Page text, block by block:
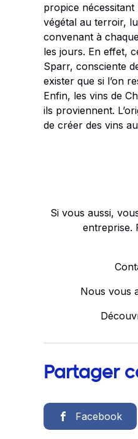
propice nécessitant
végétal au terroir,
convenant à
les jours. En effet,
Sparr, consciente
exister que si l’on
Enfin, les vins de
ils proviennent.
de créer des vins
Si vous aussi,
entreprise.
Nous vous
Partager
Facebook